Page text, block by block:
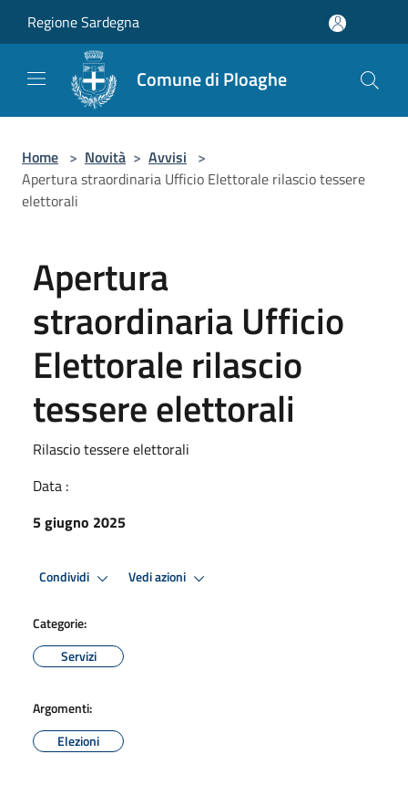
Regione Sardegna
Comune di Ploaghe
Home > Novità > Avvisi >
Apertura straordinaria Ufficio Elettorale rilascio tessere
elettorali
Apertura
straordinaria Ufficio
Elettorale rilascio
tessere elettorali
Rilascio tessere elettorali
Data :
5 giugno 2025
Condividi Vedi azioni
Categorie:
Servizi
Argomenti:
Elezioni